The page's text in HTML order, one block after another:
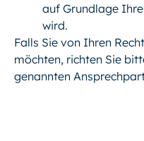
auf Grundlage
wird.
Falls Sie von Ihren
möchten, richten Sie
genannten